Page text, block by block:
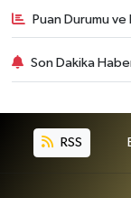
Puan Durumu ve
Son Dakika
RSS